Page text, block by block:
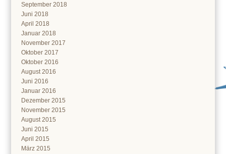
September 2018
Juni 2018
April 2018
Januar 2018
November 2017
Oktober 2017
Oktober 2016
August 2016
Juni 2016
Januar 2016
Dezember 2015
November 2015
August 2015
Juni 2015
April 2015
März 2015